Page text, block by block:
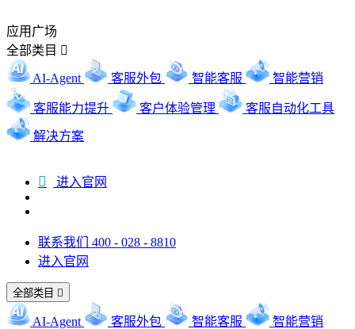
应用广场
全部类目 
AI-Agent 客服外包 智能客服 智能营销
客服能力提升 客户体验管理 客服自动化工具
解决方案
 进入官网
联系我们 400 - 028 - 8810
进入官网
全部类目 
AI-Agent 客服外包 智能客服 智能营销